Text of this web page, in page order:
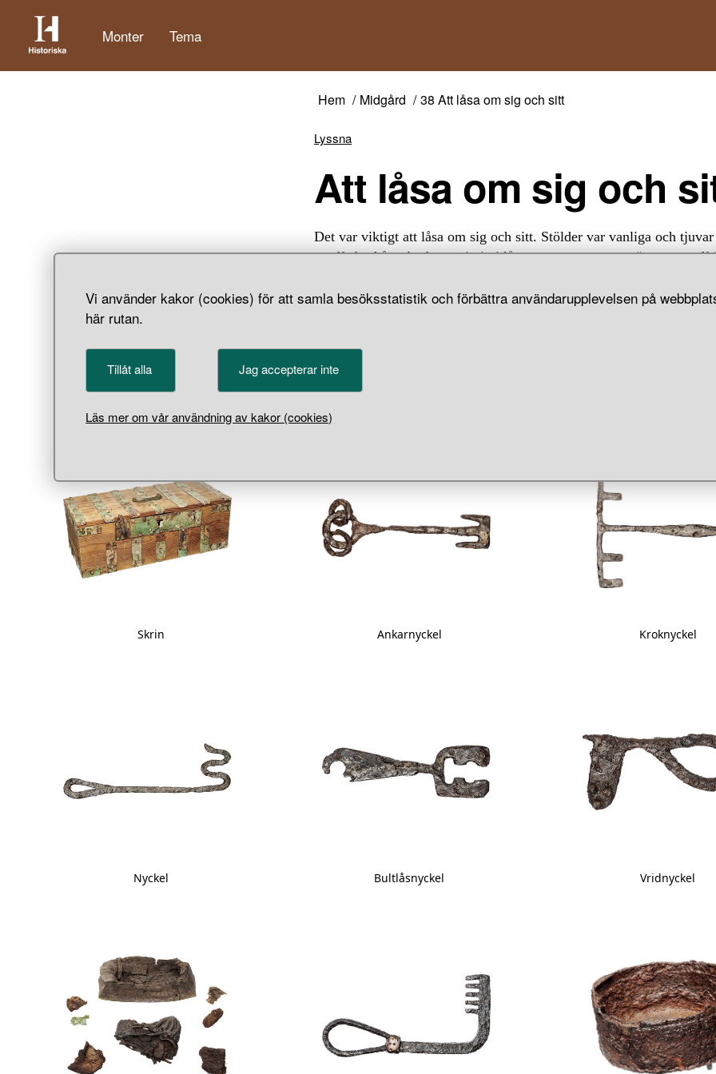
Vi använder kakor (cookies) för att samla besöksstatistik och förbättra användarupplevelsen på
här rutan.
Tillåt alla Jag accepterar inte
Läs mer om vår användning av kakor (cookies)
Monter Tema
Hem Midgård 38 Att låsa om sig och sitt
Lyssna
Att låsa om sig och
Det var viktigt att låsa om sig och sitt. Stölder var vanliga och tjuvar
straffades hårt. Att bryta sig in i låsta utrymmen gav strängare straff
I förråd och visthusbodar, för matförvaring, fanns ofta
också, men hur vanligt det var vet vi inte.
Visa mer
Skrin Ankarnyckel Kroknyckel
Nyckel Bultlåsnyckel Vridnyckel